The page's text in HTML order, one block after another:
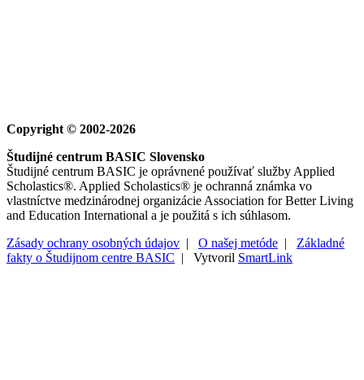
Copyright © 2002-2026
Študijné centrum BASIC Slovensko
Študijné centrum BASIC je oprávnené používať služby Applied
Scholastics®. Applied Scholastics® je ochranná známka vo
vlastníctve medzinárodnej organizácie Association for Better Living
and Education International a je použitá s ich súhlasom.
Zásady ochrany osobných údajov | O našej metóde | Základné
fakty o Študijnom centre BASIC | Vytvoril SmartLink